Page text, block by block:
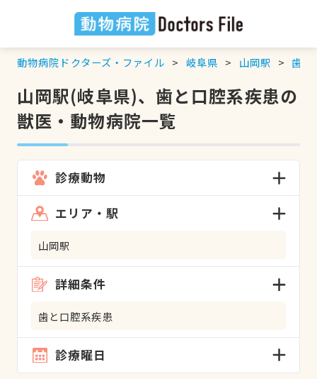
動物病院ドクターズ・ファイル 岐阜県 山岡駅 歯と
山岡駅(岐阜県)、歯と口腔系疾患の
獣医・動物病院一覧
診療動物
エリア・駅
山岡駅
詳細条件
歯と口腔系疾患
診療曜日